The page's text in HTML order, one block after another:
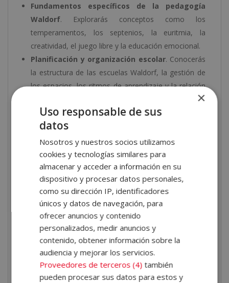
Fundamentos específicos de la pedagogía
Waldorf. Explorarás conceptos como los
temperamentos, los septenios, la euritmia, la
creatividad, el juego libre y la educación emocional.
Planificación y organización escolar. Conocerás
la estructura de las escuelas Waldorf, la gestión de
los espacios, los ritmos de aprendizaje y la relación
Los tres septenios del desarrollo humano
Estudiarás las características específicas de la
primera infancia, la infancia media y la adolescencia
desde la perspectiva Waldorf.
¿Qué aprenderás en este
máster?
Durante el desarrollo de la formación adquirirás una
comprensión profunda de losprocesos evolutivos
que intervienen en el crecimiento infantil
Aprenderás a identificar las características propias de
cada etapa del desarrollo y a reconocer cómo influyen
×
Uso responsable de sus
datos
Nosotros y nuestros socios utilizamos
cookies y tecnologías similares para
almacenar y acceder a información en su
dispositivo y procesar datos personales,
como su dirección IP, identificadores
únicos y datos de navegación, para
ofrecer anuncios y contenido
personalizados, medir anuncios y
contenido, obtener información sobre la
audiencia y mejorar los servicios.
Proveedores de terceros (4) también
pueden procesar sus datos para estos y